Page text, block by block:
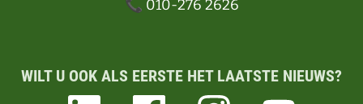
📞 010-276 2626
WILT U OOK ALS EERSTE HET LAATSTE NIEUWS?